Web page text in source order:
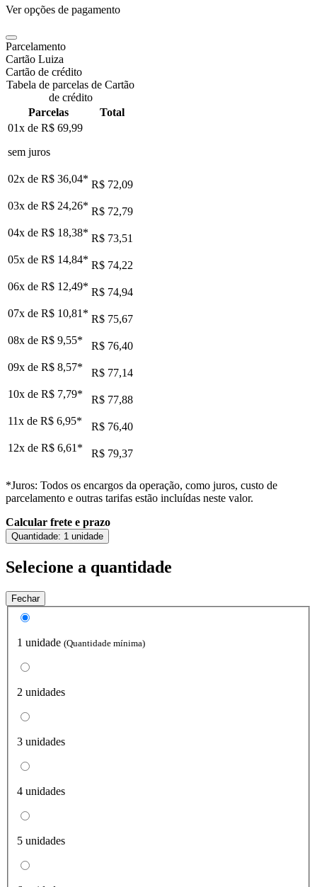
Ver opções de pagamento
Parcelamento
Cartão Luiza
Cartão de crédito
Tabela de parcelas de Cartão
de crédito
Parcelas
Total
01x de R$ 69,99
sem juros
02x de R$ 36,04* R$ 72,09
03x de R$ 24,26* R$ 72,79
04x de R$ 18,38* R$ 73,51
05x de R$ 14,84* R$ 74,22
06x de R$ 12,49* R$ 74,94
07x de R$ 10,81 * R$ 75,67
08x de R$ 9,55*
R$ 76,40
09x de R$ 8,57*
R$ 77,14
10x de R$ 7,79*
R$ 77,88
11x de R$ 6,95*
R$ 76,40
12x de R$ 6,61 * R$ 79,37
*Juros: Todos os encargos da operação, como juros, custo de
parcelamento e outras tarifas estão incluídas neste valor.
Calcular frete e prazo
Quantidade: 1 unidade
Selecione a quantidade
Fechar
1 unidade (Quantidade mínima)
2 unidades
3 unidades
4 unidades
5 unidades